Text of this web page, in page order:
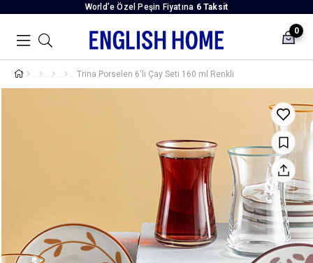
World’e Özel Peşin Fiyatına 6 Taksit
0
Trina Porselen 6'lı Çay Seti 160 ml Renkli